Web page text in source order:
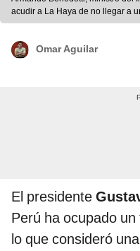
acudir a La Haya de no llegar a
Omar Aguilar
El presidente
Perú ha ocupado
lo que consideró